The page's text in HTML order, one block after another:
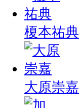
榎本祐典
大原崇嘉